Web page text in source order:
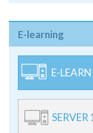
E-learning
E-